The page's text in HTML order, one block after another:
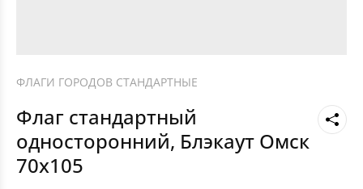
ФЛАГИ ГОРОДОВ СТАНДАРТНЫЕ
Флаг стандартный
односторонний, Блэкаут Омск
70х105